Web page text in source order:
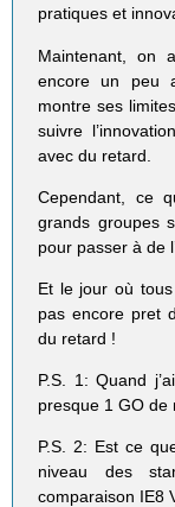
pratiques et
Maintenant, on
encore un peu
montre ses
suivre
avec du retard.
Cependant, ce
grands groupes
pour passer à de
Et le jour où
pas encore pret
du retard !
P.S. 1: Quand
presque 1 GO de
P.S. 2: Est ce
niveau des
comparaison IE8